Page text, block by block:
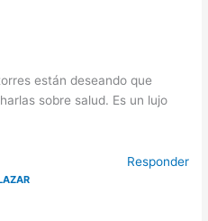
están deseando que
sobre salud. Es un lujo
Responder